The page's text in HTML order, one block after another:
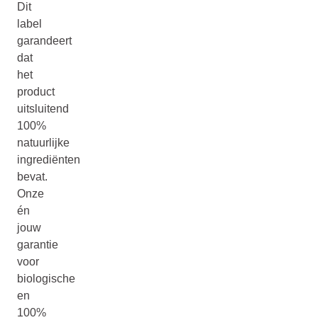
Dit
label
garandeert
dat
het
product
uitsluitend
100%
natuurlijke
ingrediënten
bevat.
Onze
én
jouw
garantie
voor
biologische
en
100%